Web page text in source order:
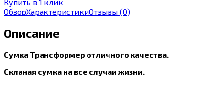
Купить в 1 клик
ОбзорХарактеристикиОтзывы (0)
Описание
Сумка Трансформер отличного качества.
Скланая сумка на все случаи жизни.